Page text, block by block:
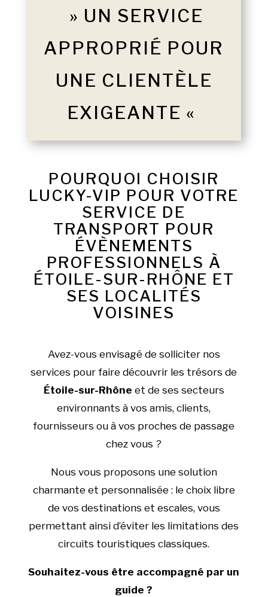
» UN SERVICE
APPROPRIÉ POUR
UNE CLIENTÈLE
EXIGEANTE «
POURQUOI CHOISIR
LUCKY-VIP POUR VOTRE
SERVICE DE
TRANSPORT POUR
ÉVÈNEMENTS
PROFESSIONNELS À
ÉTOILE-SUR-RHÔNE ET
SES LOCALITÉS
VOISINES
Avez-vous envisagé de solliciter nos
services pour faire découvrir les trésors de
Étoile-sur-Rhône et de ses secteurs
environnants à vos amis, clients,
fournisseurs ou à vos proches de passage
chez vous ?
Nous vous proposons une solution
charmante et personnalisée : le choix libre
de vos destinations et escales, vous
permettant ainsi d’éviter les limitations des
circuits touristiques classiques.
Souhaitez-vous être accompagné par un
guide ?